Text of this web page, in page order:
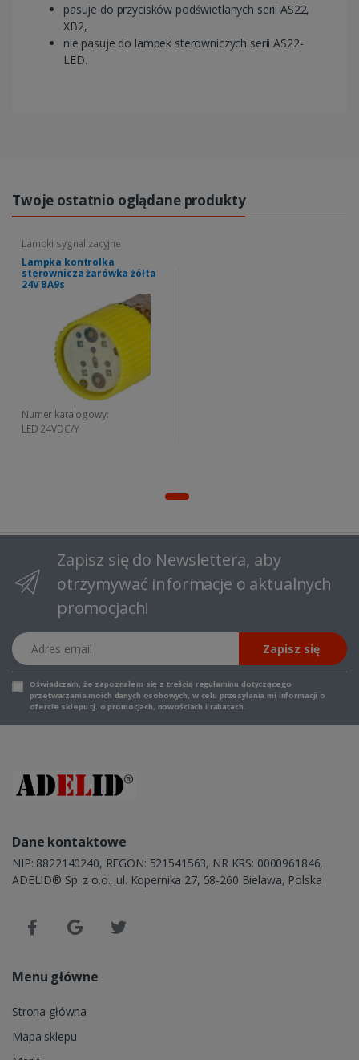
pasuje do przycisków podświetlanych serii AS22,
XB2,
nie pasuje do lampek sterowniczych serii AS22-
LED.
Twoje ostatnio oglądane produkty
Lampki sygnalizacyjne
Lampka kontrolka
sterownicza żarówka żółta
24V BA9s
Numer katalogowy:
LED 24VDC/Y
Zapisz się do Newslettera, aby
otrzymywać informacje o aktualnych
promocjach!
Adres email
Zapisz się
Oświadczam, że zapoznałem się z treścią regulaminu dotyczącego
przetwarzania moich danych osobowych, w celu przesyłania mi informacji o
ofercie sklepu tj. o promocjach, nowościach i rabatach.
Dane kontaktowe
NIP: 8822140240, REGON: 521541563, NR KRS: 0000961846,
ADELID® Sp. z o.o., ul. Kopernika 27, 58-260 Bielawa, Polska
Menu główne
Strona główna
Mapa sklepu